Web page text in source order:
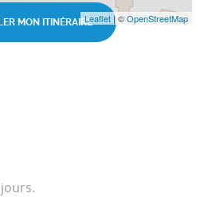
Leaflet | ©OpenStreetMap
MON ITINÉRAIRE